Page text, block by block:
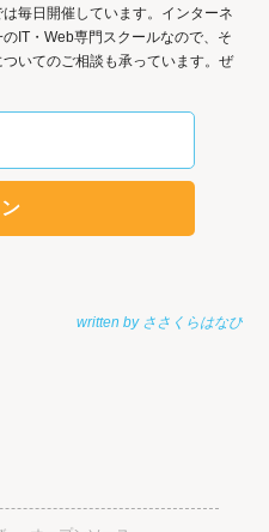
毎日開催しています。インターネ
IT・Web専門スクールなので、そ
いてのご相談も承っています。ぜ